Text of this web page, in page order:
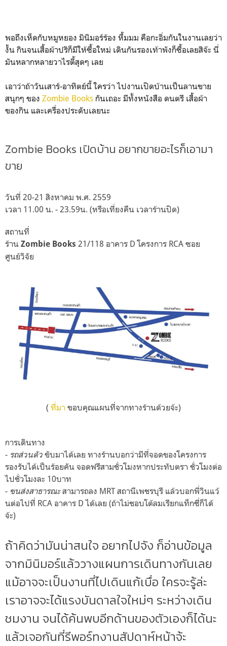
พอถึงเห็ดกับหมูหยอง มินิมอร์ร้อง หื้มมม คือกะอิ่มกันในงานเลยว่า
งั้น กินจนเสื้อผ้าปริก็มีให้ซื้อใหม่ เดินกันรองเท้าพังก็ซื้อเลยสิจ๊ะ นี่
มันหลากหลายวาไรตี้สุดๆ เลย
เอาว่าถ้าวันเสาร์-อาทิตย์นี้ ใครว่า ไปงานเปิดบ้านเป็นลานขาย
สนุกๆ ของ Zombie Books กันเถอะ มีทั้งหนังสือ ดนตรี เสื้อผ้า
ของกิน และเครื่องประดับเลยนะ
Zombie Books เปิดบ้าน อยากขายอะไรก็เอามา
ขาย
วันที่ 20-21 สิงหาคม พ.ศ. 2559
เวลา 11.00 น. - 23.59น. (หรือเที่ยงคืน เวลาร้านปิด)
สถานที่
ร้าน Zombie Books 21/118 อาคาร D โครงการ RCA ซอย
ศูนย์วิจัย
( ที่มา ขอบคุณแผนที่จากทางร้านด้วยจ้ะ)
การเดินทาง
- รถส่วนตัว ขับมาได้เลย ทางร้านบอกว่ามีที่จอดของโครงการ
รองรับได้เป็นร้อยคัน จอดฟรีสามชั่วโมงหากประทับตรา ชั่วโมงต่อ
ไปชั่วโมงละ 10บาท
- ขนส่งสาธารณะสามารถลง MRT สถานีเพชรบุรี แล้วบอกพี่วินแว้
นต่อไปที่ RCA อาคาร D ได้เลย (ถ้าไม่ชอบโต้ลมเรียกแท็กซี่ก็ได้
จ้ะ)
ถ้าคิดว่ามันน่าสนใจ อยากไปจัง ก็อ่านข้อมูล
จากมินิมอร์แล้ววางแผนการเดินทางกันเลย
แม้อาจจะเป็นงานที่ไปเดินแก้เบื่อ ใครจะรู้ล่ะ
เราอาจจะได้แรงบันดาลใจใหม่ๆ ระหว่างเดิน
ชมงาน จนได้ค้นพบอีกด้านของตัวเองก็ได้นะ
แล้วเจอกันที่รีพอร์ทงานสัปดาห์หน้าจ้ะ